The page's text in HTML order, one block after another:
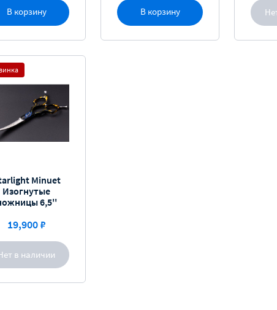
В корзину В корзину
в наличии
Minuet
Изогнутые
6,5''
19,900 ₽